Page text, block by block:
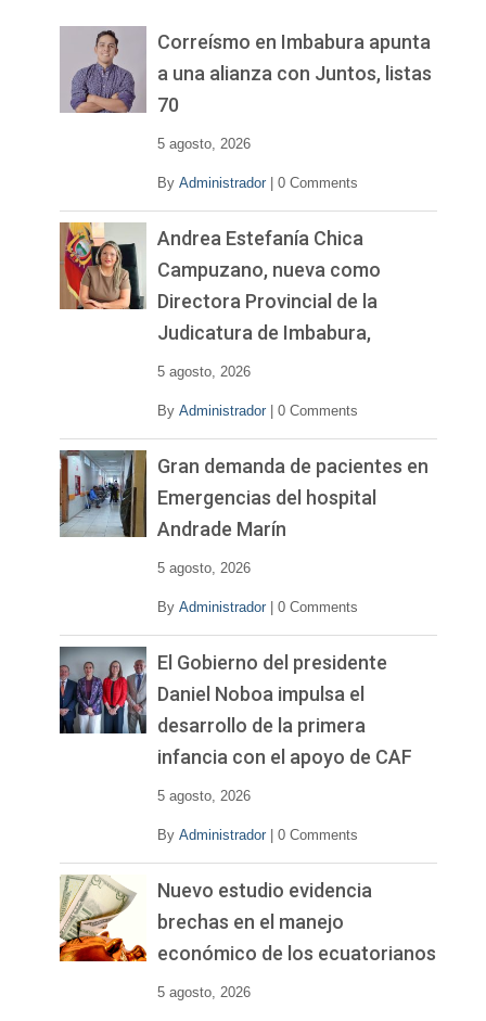
Correísmo en Imbabura apunta
a una alianza con Juntos, listas
70
5 agosto, 2026
By Administrador 0 Comments
Andrea Estefanía Chica
Campuzano, nueva como
Directora Provincial de la
Judicatura de Imbabura,
5 agosto, 2026
By Administrador 0 Comments
Gran demanda de pacientes en
Emergencias del hospital
Andrade Marín
5 agosto, 2026
By Administrador 0 Comments
El Gobierno del presidente
Daniel Noboa impulsa el
desarrollo de la primera
infancia con el apoyo de CAF
5 agosto, 2026
By Administrador 0 Comments
Nuevo estudio evidencia
brechas en el manejo
económico de los ecuatorianos
5 agosto, 2026